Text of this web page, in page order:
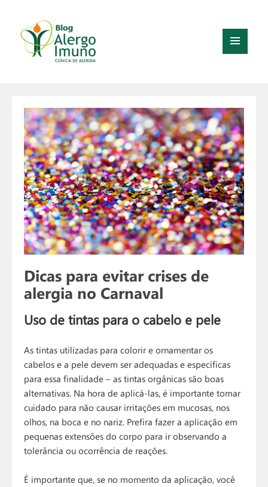
Dicas para evitar crises de
alergia no Carnaval
Uso de tintas para o cabelo e pele
As tintas utilizadas para colorir e ornamentar os
cabelos e a pele devem ser adequadas e específicas
para essa finalidade – as tintas orgânicas são boas
alternativas. Na hora de aplicá-las, é importante tomar
cuidado para não causar irritações em mucosas, nos
olhos, na boca e no nariz. Prefira fazer a aplicação em
pequenas extensões do corpo para ir observando a
tolerância ou ocorrência de reações.
É importante que, se no momento da aplicação, você